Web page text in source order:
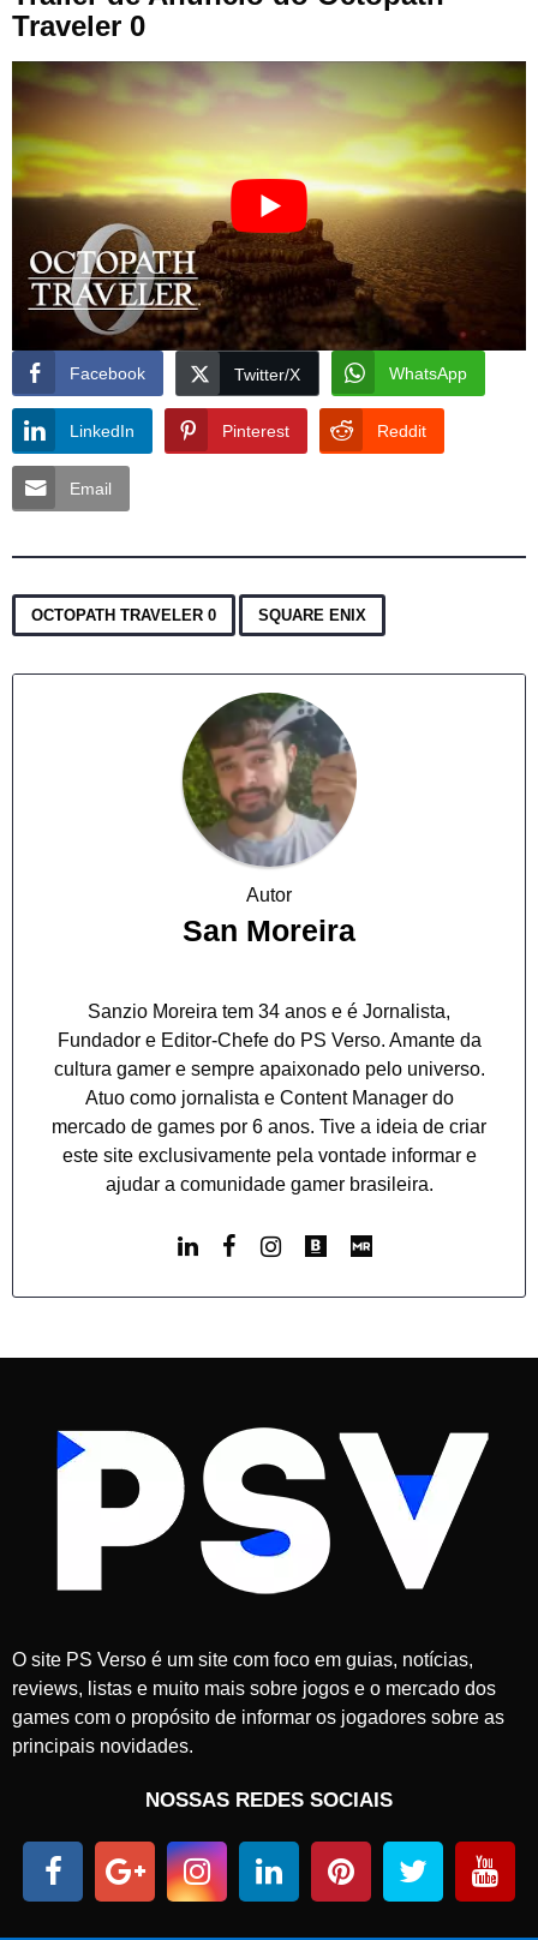
Traveler 0
Facebook Twitter/X WhatsApp
LinkedIn Pinterest Reddit
Email
OCTOPATH TRAVELER 0 SQUARE ENIX
Autor
San Moreira
Sanzio Moreira tem 34 anos e é Jornalista,
Fundador e Editor-Chefe do PS Verso. Amante da
cultura gamer e sempre apaixonado pelo universo.
Atuo como jornalista e Content Manager do
mercado de games por 6 anos. Tive a ideia de criar
este site exclusivamente pela vontade informar e
ajudar a comunidade gamer brasileira.
O site PS Verso é um site com foco em guias, notícias,
reviews, listas e muito mais sobre jogos e o mercado dos
games com o propósito de informar os jogadores sobre as
principais novidades.
NOSSAS REDES SOCIAIS